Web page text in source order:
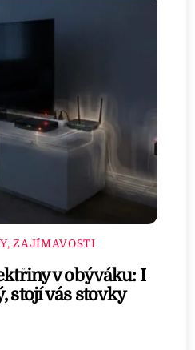
ZAJÍMAVOSTI
v obýváku: I
stojí vás stovky